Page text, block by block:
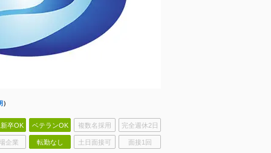
）
卒OK ベテランOK 複数名採用 完全週休2日
企業 転勤なし 土日面接可 面接1回